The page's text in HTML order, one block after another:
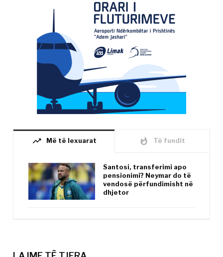
trending_up Më të lexuarat whatshot Të fundit
Santosi, transferimi apo
pensionimi? Neymar do të
vendosë përfundimisht në
dhjetor